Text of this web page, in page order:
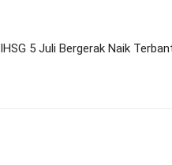
IHSG 5 Juli Bergerak Naik